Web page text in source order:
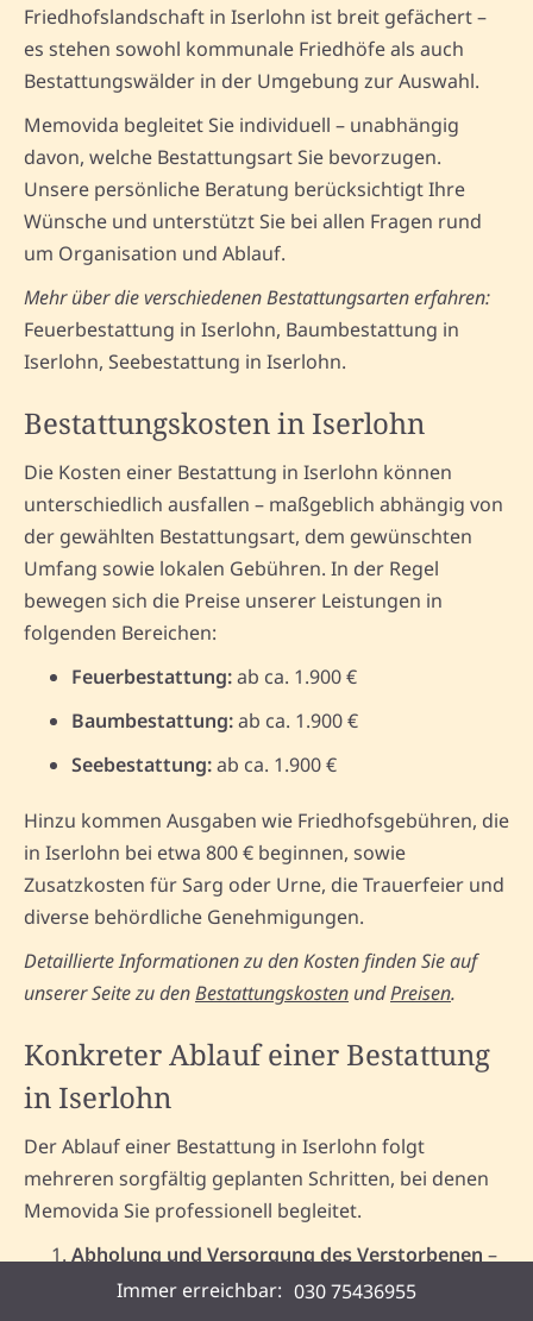
Friedhofslandschaft in Iserlohn ist breit gefächert –
es stehen sowohl kommunale Friedhöfe als auch
Bestattungswälder in der Umgebung zur Auswahl.
Memovida begleitet Sie individuell – unabhängig
davon, welche Bestattungsart Sie bevorzugen.
Unsere persönliche Beratung berücksichtigt Ihre
Wünsche und unterstützt Sie bei allen Fragen rund
um Organisation und Ablauf.
Mehr über die verschiedenen Bestattungsarten erfahren:
Feuerbestattung in Iserlohn, Baumbestattung in
Iserlohn, Seebestattung in Iserlohn.
Bestattungskosten in Iserlohn
Die Kosten einer Bestattung in Iserlohn können
unterschiedlich ausfallen – maßgeblich abhängig von
der gewählten Bestattungsart, dem gewünschten
Umfang sowie lokalen Gebühren. In der Regel
bewegen sich die Preise unserer Leistungen in
folgenden Bereichen:
Feuerbestattung:ab ca. 1.900 €
Baumbestattung:ab ca. 1.900 €
Seebestattung:ab ca. 1.900 €
Hinzu kommen Ausgaben wie Friedhofsgebühren, die
in Iserlohn bei etwa 800 € beginnen, sowie
Zusatzkosten für Sarg oder Urne, die Trauerfeier und
diverse behördliche Genehmigungen.
Detaillierte Informationen zu den Kosten finden Sie auf
unserer Seite zu denBestattungskosten undPreisen.
Konkreter Ablauf einer Bestattung
in Iserlohn
Der Ablauf einer Bestattung in Iserlohn folgt
mehreren sorgfältig geplanten Schritten, bei denen
Memovida Sie professionell begleitet.
Abholung und Versorgung des Verstorbenen –
Eine respektvolle Überführung hat für uns
Immer erreichbar: 030 75436955